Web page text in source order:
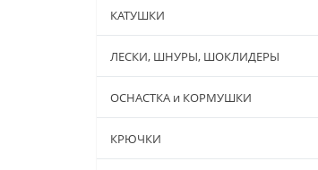
КАТУШКИ
ЛЕСКИ, ШНУРЫ, ШОКЛИДЕРЫ
ОСНАСТКА и КОРМУШКИ
КРЮЧКИ